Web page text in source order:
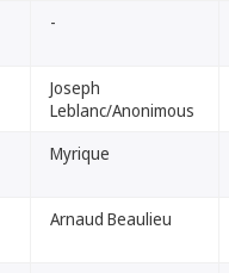
-
Joseph
Leblanc/Anonimous
Myrique
Arnaud Beaulieu